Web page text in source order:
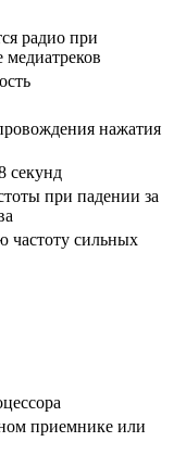
радио при
нажатия
секунд
при падении за
частоту сильных
приемнике или